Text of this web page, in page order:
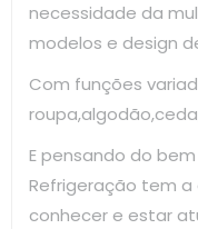
necessidade da
modelos e design
Com funções
E pensando do
Refrigeração tem
conhecer e estar